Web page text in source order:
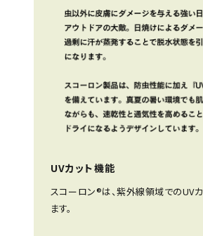
UVカット機能
スコーロン®は、紫外線領域でのUV
ます。